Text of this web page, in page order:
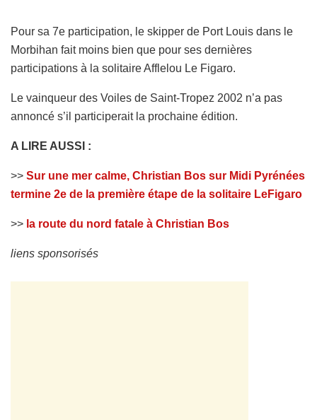
Pour sa 7e participation, le skipper de Port Louis dans le
Morbihan fait moins bien que pour ses dernières
participations à la solitaire Afflelou Le Figaro.
Le vainqueur des Voiles de Saint-Tropez 2002 n’a pas
annoncé s’il participerait la prochaine édition.
A LIRE AUSSI :
>> Sur une mer calme, Christian Bos sur Midi Pyrénées
termine 2e de la première étape de la solitaire LeFigaro
>> la route du nord fatale à Christian Bos
liens sponsorisés